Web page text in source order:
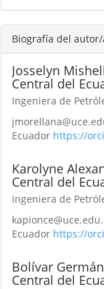
Biografía del autor/
Josselyn
Central del
Ingeniera de
Ecuador https://
Karolyne
Central del
Ingeniera de
Ecuador https://
Bolívar
Central del